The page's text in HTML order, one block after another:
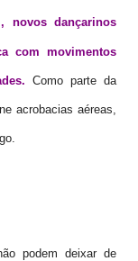
novos dançarinos
com movimentos
Como parte da
acrobacias aéreas,
podem deixar de